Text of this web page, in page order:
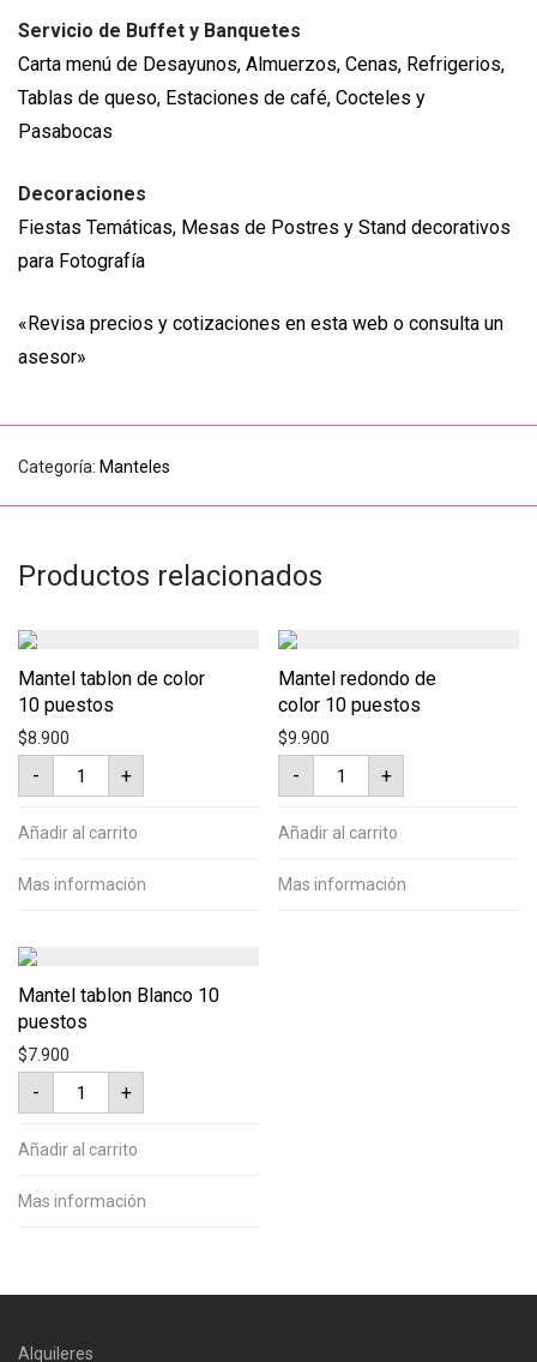
Servicio de Buffet y Banquetes
Carta menú de Desayunos, Almuerzos, Cenas, Refrigerios,
Tablas de queso, Estaciones de café, Cocteles y
Pasabocas
Decoraciones
Fiestas Temáticas, Mesas de Postres y Stand decorativos
para Fotografía
«Revisa precios y cotizaciones en esta web o consulta un
asesor»
Categoría: Manteles
Productos relacionados
Mantel tablon de color
10 puestos
$8.900
-
Mantel
tablon
de
10
+
Añadir al carrito
Mas información
Mantel redondo de
color 10 puestos
$9.900
-
Mantel
redondo
de
10
+
Añadir al carrito
Mas información
Mantel tablon Blanco 10
puestos
$7.900
-
Mantel
tablon
Blanco
puestos
+
Añadir al carrito
Mas información
Alquileres